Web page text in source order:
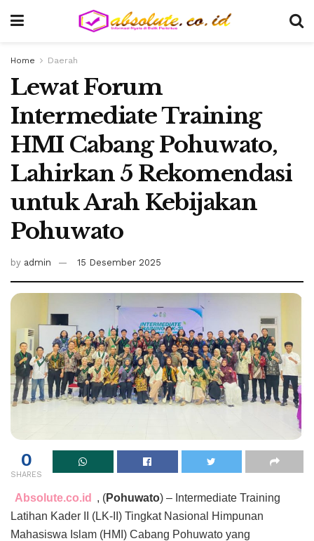
Home Daerah
Lewat Forum
Intermediate Training
HMI Cabang Pohuwato,
Lahirkan 5 Rekomendasi
untuk Arah Kebijakan
Pohuwato
by admin 15 Desember 2025
0
SHARES
Absolute.co.id , (Pohuwato) – Intermediate Training
Latihan Kader II (LK-II) Tingkat Nasional Himpunan
Mahasiswa Islam (HMI) Cabang Pohuwato yang